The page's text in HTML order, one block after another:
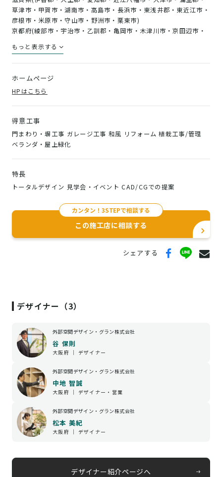
草津市・甲賀市・湖南市・高島市・長浜市・東浅井郡・東近江市・
彦根市・米原市・守山市・野洲市・栗東市)
京都府(綾部市・宇治市・乙訓郡・亀岡市・木津川市・京田辺市・
区・京都市下京区・京都市中京区・京都市西京区・京都市東山区・
京都市伏見区・京都市南区・京都市山科区・久世郡・城陽市・相楽
市・向日市・八幡市・与謝郡)
大阪府(池田市・泉大津市・泉佐野市・和泉市・茨木市・大阪狭山
市・大阪市旭区・大阪市阿倍野区・大阪市生野区・大阪市北区・大
市大正区・大阪市中央区・大阪市鶴見区・大阪市天王寺区・大阪市
浪速区・大阪市西区・大阪市西成区・大阪市西淀川区・大阪市東住
吉区・大阪市東成区・大阪市東淀川区・大阪市平野区・大阪市福島
市中区・堺市西区・堺市東区・堺市南区・堺市美原区・四條畷市・
吹田市・摂津市・泉南郡・泉南市・泉北郡・高石市・高槻市・大東
大阪市・枚方市・藤井寺市・松原市・三島郡・南河内郡・箕面市・
兵庫県(相生市・明石市・赤穂郡・赤穂市・朝来市・芦屋市・尼崎
市・淡路市・伊丹市・揖保郡・小野市・加古川市・加古郡・加西
市・加東市・川西市・川辺郡・神崎郡・神戸市北区・神戸市須磨
区・神戸市垂水区・神戸市中央区・神戸市長田区・神戸市灘区・神
市・養父市)
奈良県(生駒郡・生駒市・宇陀郡・宇陀市・橿原市・香芝市・葛城
市・奈良市・大和郡山市・大和高田市・山辺郡・吉野郡)
和歌山県(有田郡・有田市・伊都郡・岩出市・海草郡・海南市・紀
の川市・御坊市・新宮市・田辺市・西牟婁郡・橋本市・東牟婁郡・
もっと表示する
ホームページ
HPはこちら
得意工事
門まわり・塀工事 ガレージ工事 和風 リフォーム 植栽工事/管理
ベランダ・屋上緑化
特長
トータルデザイン 見学会・イベント CAD/CGでの提案
カンタン！3STEPで相談する
この施工店に相談する
シェアする
デザイナー（3）
外部空間デザイン・グラン株式会社
谷 保則
大阪府 ｜ デザイナー
外部空間デザイン・グラン株式会社
中地 智誠
大阪府 ｜ デザイナー・営業
外部空間デザイン・グラン株式会社
松本 美紀
大阪府 ｜ デザイナー
デザイナー紹介ページへ